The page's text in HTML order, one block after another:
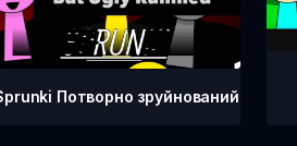
Потворно зруйнований